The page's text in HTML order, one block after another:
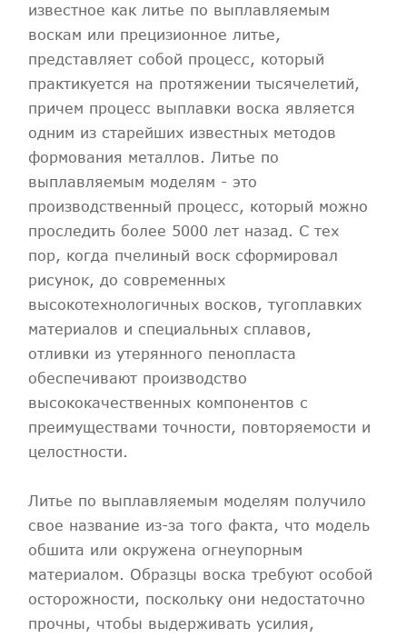
известное как литье по выплавляемым
воскам или прецизионное литье,
представляет собой процесс, который
практикуется на протяжении тысячелетий,
причем процесс выплавки воска является
одним из старейших известных методов
формования металлов. Литье по
выплавляемым моделям - это
производственный процесс, который можно
проследить более 5000 лет назад. С тех
пор, когда пчелиный воск сформировал
рисунок, до современных
высокотехнологичных восков, тугоплавких
материалов и специальных сплавов,
отливки из утерянного пенопласта
обеспечивают производство
высококачественных компонентов с
преимуществами точности, повторяемости и
целостности.
Литье по выплавляемым моделям получило
свое название из-за того факта, что модель
обшита или окружена огнеупорным
материалом. Образцы воска требуют особой
осторожности, поскольку они недостаточно
прочны, чтобы выдерживать усилия,